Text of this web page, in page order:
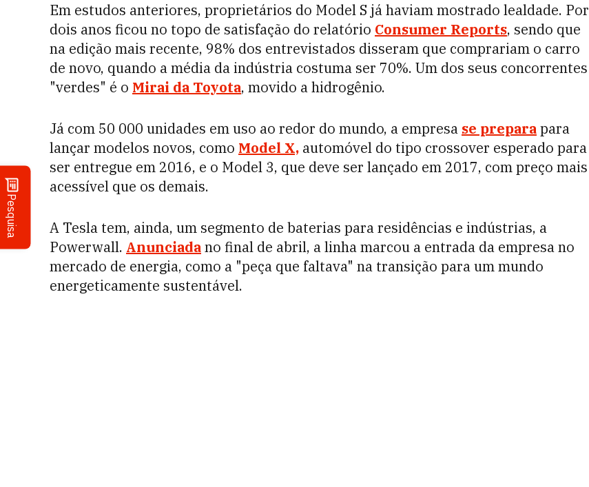
Pesquisa
Em estudos anteriores, proprietários do Model S já haviam mostrado lealdade. Por
dois anos ficou no topo de satisfação do relatório Consumer Reports, sendo que
na edição mais recente, 98% dos entrevistados disseram que comprariam o carro
de novo, quando a média da indústria costuma ser 70%. Um dos seus concorrentes
"verdes" é o Mirai da Toyota, movido a hidrogênio.
Já com 50 000 unidades em uso ao redor do mundo, a empresa se preparapara
lançar modelos novos, como Model X, automóvel do tipo crossover esperado para
ser entregue em 2016, e o Model 3, que deve ser lançado em 2017, com preço mais
acessível que os demais.
A Tesla tem, ainda, um segmento de baterias para residências e indústrias, a
Powerwall. Anunciadano final de abril, a linha marcou a entrada da empresa no
mercado de energia, como a "peça que faltava" na transição para um mundo
energeticamente sustentável.